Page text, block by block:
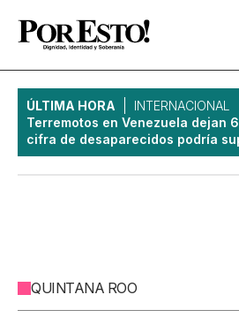
ÚLTIMA HORA
INTERNACIONAL
Terremotos en Venezuela dejan
cifra de desaparecidos podría
QUINTANA ROO